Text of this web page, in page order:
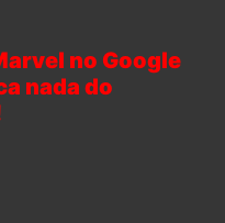
no Google
nada do